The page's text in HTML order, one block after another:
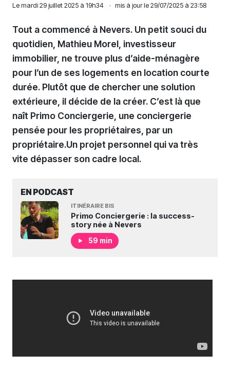
Le mardi 29 juillet 2025 à 19h34 · mis à jour le 29/07/2025 à 23:58
Tout a commencé à Nevers. Un petit souci du
quotidien, Mathieu Morel, investisseur
immobilier, ne trouve plus d’aide-ménagère
pour l’un de ses logements en location courte
durée. Plutôt que de chercher une solution
extérieure, il décide de la créer. C’est là que
naît Primo Conciergerie, une conciergerie
pensée pour les propriétaires, par un
propriétaire.Un projet personnel qui va très
vite dépasser son cadre local.
EN PODCAST
ITINÉRAIRE BIS
Primo Conciergerie : la success-
story née à Nevers
59 min